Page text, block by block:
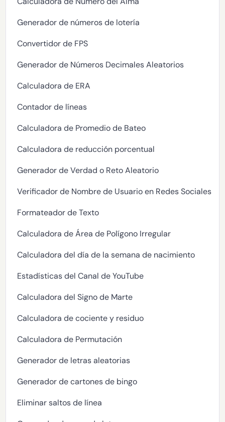
Generador de números de lotería
Convertidor de FPS
Generador de Números Decimales Aleatorios
Calculadora de ERA
Contador de líneas
Calculadora de Promedio de Bateo
Calculadora de reducción porcentual
Generador de Verdad o Reto Aleatorio
Verificador de Nombre de Usuario en Redes Sociales
Formateador de Texto
Calculadora de Área de Polígono Irregular
Calculadora del día de la semana de nacimiento
Estadísticas del Canal de YouTube
Calculadora del Signo de Marte
Calculadora de cociente y residuo
Calculadora de Permutación
Generador de letras aleatorias
Generador de cartones de bingo
Eliminar saltos de línea